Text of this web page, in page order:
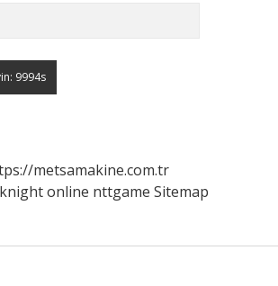
metsamakine.com.tr
knight online nttgame Sitemap